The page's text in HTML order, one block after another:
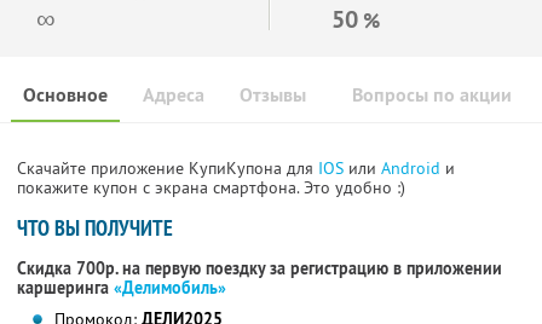
∞ 50 %
Основное Отзывы Вопросы по акции
Адреса
Скачайте приложение КупиКупона для IOS или Android и
покажите купон с экрана смартфона. Это удобно :)
ЧТО ВЫ ПОЛУЧИТЕ
Скидка 700р. на первую поездку за регистрацию в приложении
каршеринга «Делимобиль»
Промокод: ДЕЛИ2025